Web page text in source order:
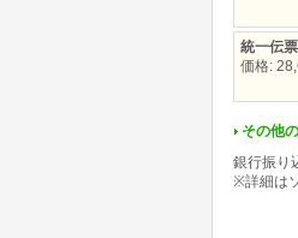
統一伝
価格:
その他
銀行振り
※詳細は